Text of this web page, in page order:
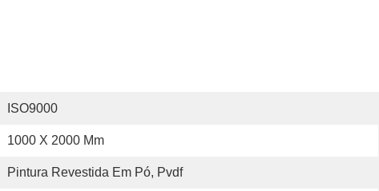
ISO9000
1000 X 2000 Mm
Pintura Revestida Em Pó, Pvdf